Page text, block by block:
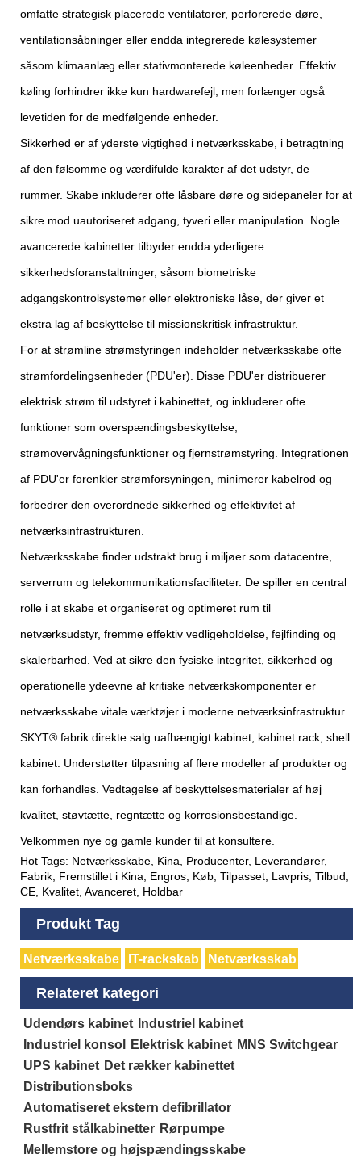
omfatte strategisk placerede ventilatorer, perforerede døre,
ventilationsåbninger eller endda integrerede kølesystemer
såsom klimaanlæg eller stativmonterede køleenheder. Effektiv
køling forhindrer ikke kun hardwarefejl, men forlænger også
levetiden for de medfølgende enheder.
Sikkerhed er af yderste vigtighed i netværksskabe, i betragtning
af den følsomme og værdifulde karakter af det udstyr, de
rummer. Skabe inkluderer ofte låsbare døre og sidepaneler for at
sikre mod uautoriseret adgang, tyveri eller manipulation. Nogle
avancerede kabinetter tilbyder endda yderligere
sikkerhedsforanstaltninger, såsom biometriske
adgangskontrolsystemer eller elektroniske låse, der giver et
ekstra lag af beskyttelse til missionskritisk infrastruktur.
For at strømline strømstyringen indeholder netværksskabe ofte
strømfordelingsenheder (PDU'er). Disse PDU'er distribuerer
elektrisk strøm til udstyret i kabinettet, og inkluderer ofte
funktioner som overspændingsbeskyttelse,
strømovervågningsfunktioner og fjernstrømstyring. Integrationen
af ​​PDU'er forenkler strømforsyningen, minimerer kabelrod og
forbedrer den overordnede sikkerhed og effektivitet af
netværksinfrastrukturen.
Netværksskabe finder udstrakt brug i miljøer som datacentre,
serverrum og telekommunikationsfaciliteter. De spiller en central
rolle i at skabe et organiseret og optimeret rum til
netværksudstyr, fremme effektiv vedligeholdelse, fejlfinding og
skalerbarhed. Ved at sikre den fysiske integritet, sikkerhed og
operationelle ydeevne af kritiske netværkskomponenter er
netværksskabe vitale værktøjer i moderne netværksinfrastruktur.
SKYT® fabrik direkte salg uafhængigt kabinet, kabinet rack, shell
kabinet. Understøtter tilpasning af flere modeller af produkter og
kan forhandles. Vedtagelse af beskyttelsesmaterialer af høj
kvalitet, støvtætte, regntætte og korrosionsbestandige.
Velkommen nye og gamle kunder til at konsultere.
Hot Tags: Netværksskabe, Kina, Producenter, Leverandører,
Fabrik, Fremstillet i Kina, Engros, Køb, Tilpasset, Lavpris, Tilbud,
CE, Kvalitet, Avanceret, Holdbar
Produkt Tag
Netværksskabe IT-rackskab Netværksskab
Relateret kategori
Udendørs kabinet
Industriel kabinet
Industriel konsol
Elektrisk kabinet MNS Switchgear
UPS kabinet Det rækker kabinettet
Distributionsboks
Automatiseret ekstern defibrillator
Rustfrit stålkabinetter Rørpumpe
Mellemstore og højspændingsskabe